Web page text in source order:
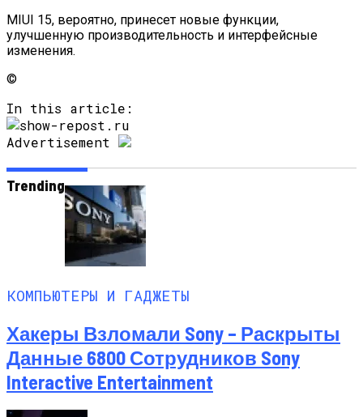
MIUI 15, вероятно, принесет новые функции,
улучшенную производительность и интерфейсные
изменения.
©
In this article:
Advertisement
Trending
КОМПЬЮТЕРЫ И ГАДЖЕТЫ
Хакеры Взломали Sony – Раскрыты
Данные 6800 Сотрудников Sony
Interactive Entertainment